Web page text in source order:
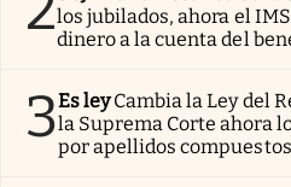
los jubilados, ahora el
dinero a la cuenta del
3Es ley Cambia la Ley del
la Suprema Corte ahora
por apellidos